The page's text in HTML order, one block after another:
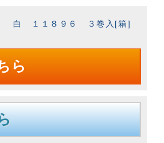
白 １１８９６ ３巻入[箱]
ら